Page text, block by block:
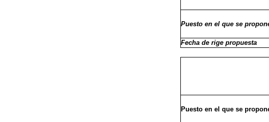
Puesto en el que se
Fecha de rige propuesta
Puesto en el que se